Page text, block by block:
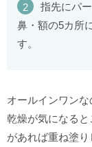
指先にパ
鼻・額の5カ所
す。
オールインワンな
乾燥が気になる
があれば重ね塗り